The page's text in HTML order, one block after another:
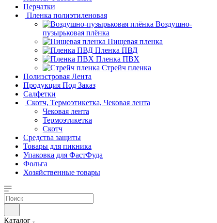
Перчатки
Пленка полиэтиленовая
Воздушно-
пузырьковая плёнка
Пищевая пленка
Пленка ПВД
Пленка ПВХ
Стрейч пленка
Полиэстровая Лента
Продукция Под Заказ
Салфетки
Скотч, Термоэтикетка, Чековая лента
Чековая лента
Термоэтикетка
Скотч
Средства защиты
Товары для пикника
Упаковка для ФастФуда
Фольга
Хозяйственные товары
Каталог